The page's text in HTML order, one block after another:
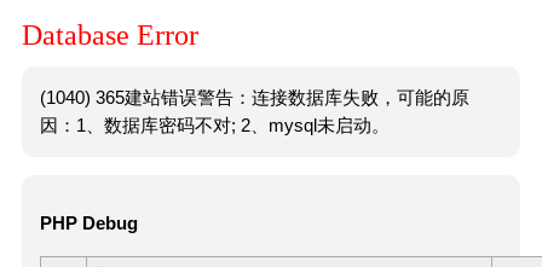
Database Error
(1040) 365建站错误警告：连接数据库失败，可能的原
因：1、数据库密码不对; 2、mysql未启动。
PHP Debug